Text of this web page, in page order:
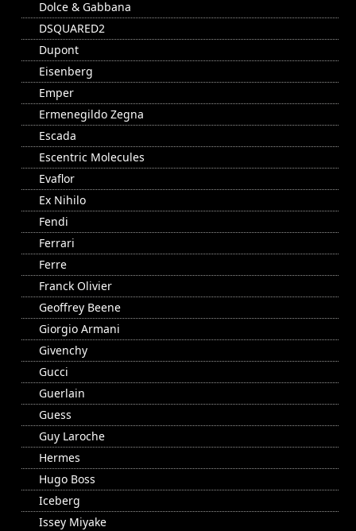
Dolce & Gabbana
DSQUARED2
Dupont
Eisenberg
Emper
Ermenegildo Zegna
Escada
Escentric Molecules
Evaflor
Ex Nihilo
Fendi
Ferrari
Ferre
Franck Olivier
Geoffrey Beene
Giorgio Armani
Givenchy
Gucci
Guerlain
Guess
Guy Laroche
Hermes
Hugo Boss
Iceberg
Issey Miyake